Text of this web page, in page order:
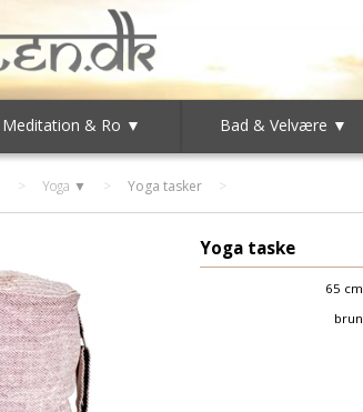
Meditation & Ro ▼ Bad & Velvære ▼
> Yoga ▼ > Yoga tasker
Yoga taske
65 cm
brun